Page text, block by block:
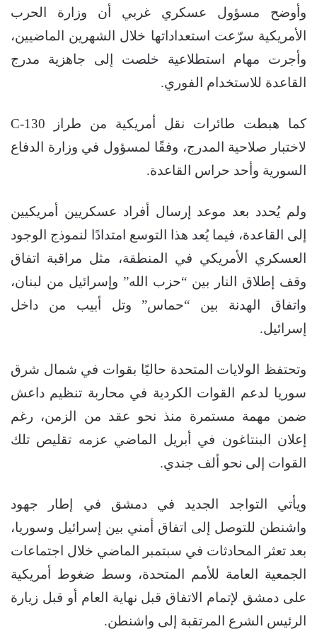
وأوضح مسؤول عسكري غربي أن وزارة الحرب
الأمريكية سرّعت استعداداتها خلال الشهرين الماضيين،
وأجرت مهام استطلاعية خلصت إلى جاهزية مدرج
القاعدة للاستخدام الفوري.
كما هبطت طائرات نقل أمريكية من طراز C-130
لاختبار صلاحية المدرج، وفقًا لمسؤول في وزارة الدفاع
السورية وأحد حراس القاعدة.
ولم يُحدد بعد موعد إرسال أفراد عسكريين أمريكيين
إلى القاعدة، فيما يُعد هذا التوسع امتدادًا لنموذج الوجود
العسكري الأمريكي في المنطقة، مثل مراقبة اتفاق
وقف إطلاق النار بين “حزب الله” وإسرائيل من لبنان،
واتفاق الهدنة بين “حماس” وتل أبيب من داخل
إسرائيل.
وتحتفظ الولايات المتحدة حاليًا بقوات في شمال شرق
سوريا لدعم القوات الكردية في محاربة تنظيم داعش
ضمن مهمة مستمرة منذ نحو عقد من الزمن، رغم
إعلان البنتاغون في أبريل الماضي عزمه تقليص تلك
القوات إلى نحو ألف جندي.
ويأتي التواجد الجديد في دمشق في إطار جهود
واشنطن للتوصل إلى اتفاق أمني بين إسرائيل وسوريا،
بعد تعثر المحادثات في سبتمبر الماضي خلال اجتماعات
الجمعية العامة للأمم المتحدة، وسط ضغوط أمريكية
على دمشق لإتمام الاتفاق قبل نهاية العام أو قبل زيارة
الرئيس الشرع المرتقبة إلى واشنطن.